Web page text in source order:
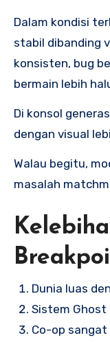
Dalam kondisi
stabil dibanding
konsisten, bug
bermain lebih
Di konsol
dengan visual
Walau begitu,
masalah
Dunia luas
Sistem Ghost
Co-op sangat